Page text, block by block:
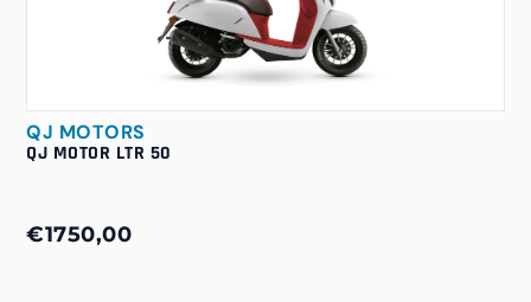
QJ MOTORS
QJ MOTOR LTR 50
€1750,00